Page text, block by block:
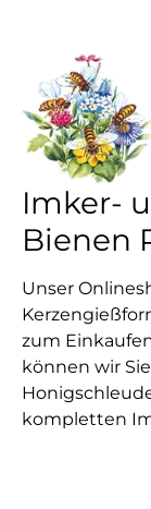
Imker-
Bienen
Unser
zum
können wir
kompletten